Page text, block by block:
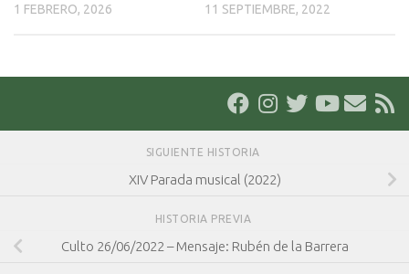
1 FEBRERO, 2026 11 SEPTIEMBRE, 2022
SIGUIENTE HISTORIA
XIV Parada musical (2022)
HISTORIA PREVIA
Culto 26/06/2022 – Mensaje: Rubén de la Barrera